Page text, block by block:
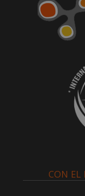
CON EL